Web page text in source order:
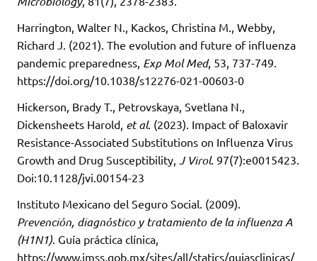
Harrington, Walter N., Kackos, Christina M., Webby,
Richard J. (2021). The evolution and future of influenza
pandemic preparedness, Exp Mol Med, 53, 737-749.
https://doi.org/10.1038/s12276-021-00603-0
Hickerson, Brady T., Petrovskaya, Svetlana N.,
Dickensheets Harold, et al. (2023). Impact of Baloxavir
Resistance-Associated Substitutions on Influenza Virus
Growth and Drug Susceptibility, J Virol. 97(7):e0015423.
Doi:10.1128/jvi.00154-23
Instituto Mexicano del Seguro Social. (2009).
Prevención, diagnóstico y tratamiento de la influenza A
(H1N1). Guía práctica clínica,
https://www.imss.gob.mx/sites/all/statics/guiasclinicas/